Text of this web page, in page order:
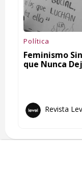
Política
Feminismo
que Nunca
Revista